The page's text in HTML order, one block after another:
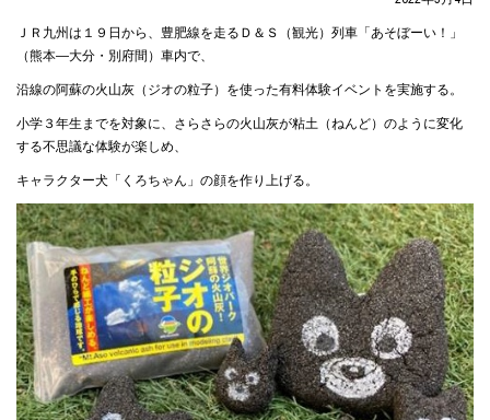
ＪＲ九州は１９日から、豊肥線を走るＤ＆Ｓ（観光）列車「あそぼーい！」
（熊本―大分・別府間）車内で、
沿線の阿蘇の火山灰（ジオの粒子）を使った有料体験イベントを実施する。
小学３年生までを対象に、さらさらの火山灰が粘土（ねんど）のように変化
する不思議な体験が楽しめ、
キャラクター犬「くろちゃん」の顔を作り上げる。